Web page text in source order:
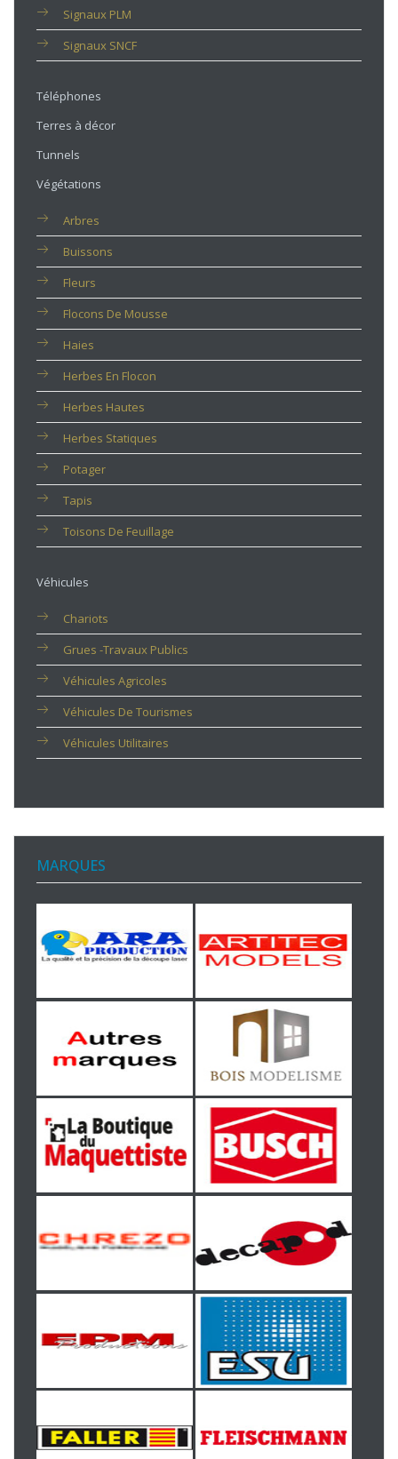
Signaux PLM
Signaux SNCF
Téléphones
Terres à décor
Tunnels
Végétations
Arbres
Buissons
Fleurs
Flocons De Mousse
Haies
Herbes En Flocon
Herbes Hautes
Herbes Statiques
Potager
Tapis
Toisons De Feuillage
Véhicules
Chariots
Grues -travaux Publics
Véhicules Agricoles
Véhicules De Tourismes
Véhicules Utilitaires
MARQUES